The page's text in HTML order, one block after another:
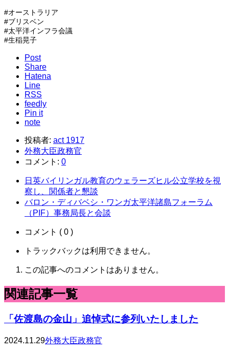
#オーストラリア
#ブリスベン
#太平洋インフラ会議
#生稲晃子
Post
Share
Hatena
Line
RSS
feedly
Pin it
note
投稿者: act 1917
外務大臣政務官
コメント: 0
日英バイリンガル教育のウェラーズヒル公立学校を視
察し、関係者と懇談
バロン・ディバベシ・ワンガ太平洋諸島フォーラム
（PIF）事務局長と会談
コメント ( 0 )
トラックバックは利用できません。
この記事へのコメントはありません。
関連記事一覧
「佐渡島の金山」追悼式に参列いたしました
2024.11.29外務大臣政務官